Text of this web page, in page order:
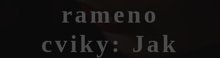
rameno
cviky: Jak